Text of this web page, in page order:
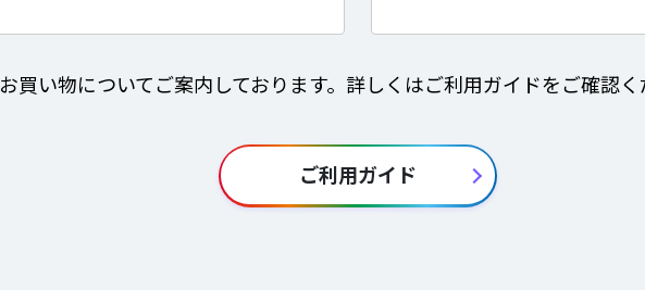
お買い物についてご案内しております。詳しくはご利用ガイドをご確認く
ご利用ガイド